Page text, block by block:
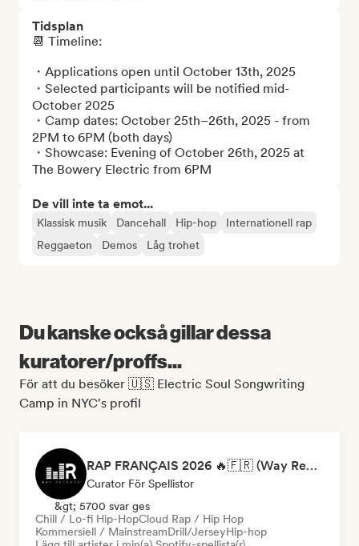
Tidsplan
📆 Timeline:
・Applications open until October 13th, 2025
・Selected participants will be notified mid-
October 2025
・Camp dates: October 25th–26th, 2025 - from
2PM to 6PM (both days)
・Showcase: Evening of October 26th, 2025 at
The Bowery Electric from 6PM
De vill inte ta emot...
Klassisk musik Dancehall Hip-hop
Internationell rap
Reggaeton
Demos Låg trohet
Du kanske också gillar dessa
kuratorer/proffs...
För att du besöker 🇺🇸 Electric Soul Songwriting
Camp in NYC's profil
RAP FRANÇAIS 2026 🔥🇫🇷 (Way Records)
Curator För Spellistor
&gt; 5700 svar ges
Chill / Lo-fi Hip-HopCloud Rap / Hip Hop
Kommersiell / MainstreamDrill/JerseyHip-hop